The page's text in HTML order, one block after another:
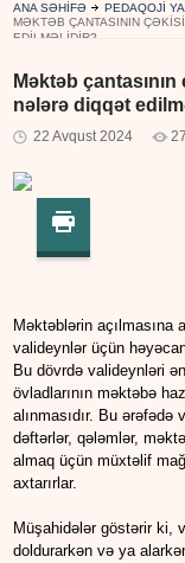
ANA SƏHİFƏ
PEDAQOJİ
MƏKTƏB ÇANTASININ
EDILMƏLIDIR? ...
Məktəb
nələrə diqqət
22 Avqust 2024
Məktəblərin açılmasına
valideynlər üçün
Bu dövrdə valideynləri
övladlarının məktəbə
alınmasıdır. Bu
dəftərlər, qələmlər,
almaq üçün müxtəlif
axtarırlar.
Müşahidələr göstərir ki,
doldurarkən və ya